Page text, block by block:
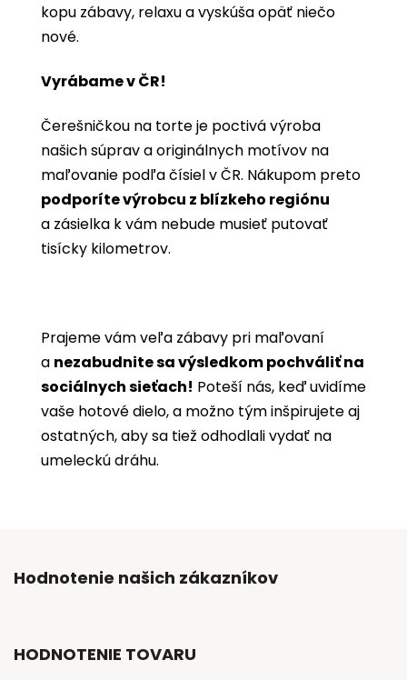
kopu zábavy, relaxu a vyskúša opäť niečo
nové.
Vyrábame v ČR!
Čerešničkou na torte je poctivá výroba
našich súprav a originálnych motívov na
maľovanie podľa čísiel v ČR. Nákupom preto
podporíte výrobcu z blízkeho regiónu
a zásielka k vám nebude musieť putovať
tisícky kilometrov.
Prajeme vám veľa zábavy pri maľovaní
a nezabudnite sa výsledkom pochváliť na
sociálnych sieťach! Poteší nás, keď uvidíme
vaše hotové dielo, a možno tým inšpirujete aj
ostatných, aby sa tiež odhodlali vydať na
umeleckú dráhu.
Hodnotenie našich zákazníkov
HODNOTENIE TOVARU